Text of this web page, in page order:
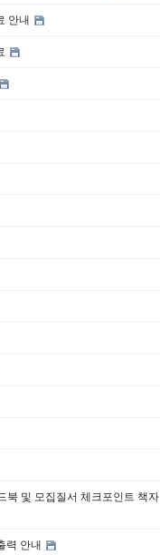
안내
북 및 모집질서 체크포인트 책자
력 안내